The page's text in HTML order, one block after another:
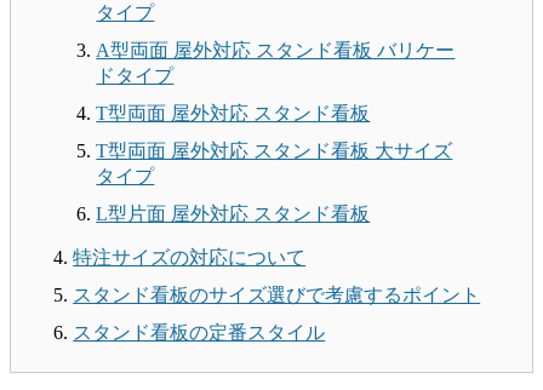
タイプ
A型両面 屋外対応 スタンド看板 バリケー
ドタイプ
T型両面 屋外対応 スタンド看板
T型両面 屋外対応 スタンド看板 大サイズ
タイプ
L型片面 屋外対応 スタンド看板
特注サイズの対応について
スタンド看板のサイズ選びで考慮するポイント
スタンド看板の定番スタイル